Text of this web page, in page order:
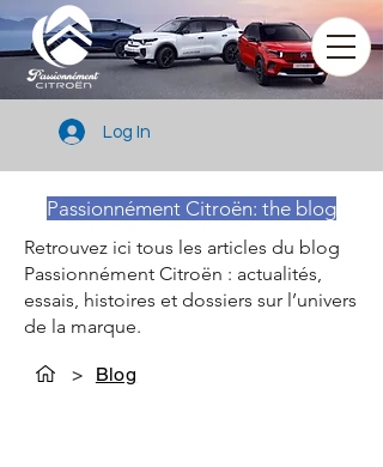
Log In
Passionnément Citroën: the blog
Retrouvez ici tous les articles du blog
Passionnément Citroën : actualités,
essais, histoires et dossiers sur l’univers
de la marque.
> Blog